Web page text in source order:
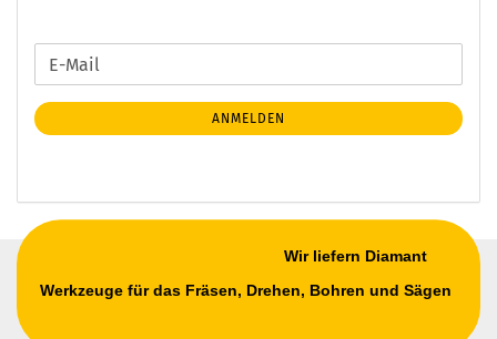
WEITER
ZUR
NEWSLETTER-
ANMELDUNG
E-
Mail
ANMELDEN
Wir liefern Diamant
Werkzeuge für das Fräsen, Drehen, Bohren und Sägen